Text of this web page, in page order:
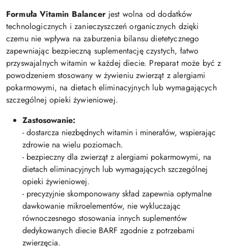
Formuła Vitamin Balancerjest wolna od dodatków
technologicznych i zanieczyszczeń organicznych dzięki
czemu nie wpływa na zaburzenia bilansu dietetycznego
zapewniając bezpieczną suplementację czystych, łatwo
przyswajalnych witamin w każdej diecie. Preparat może być z
powodzeniem stosowany w żywieniu zwierząt z alergiami
pokarmowymi, na dietach eliminacyjnych lub wymagających
szczególnej opieki żywieniowej.
Zastosowanie:
- dostarcza niezbędnych witamin i minerałów, wspierając
zdrowie na wielu poziomach.
- bezpieczny dla zwierząt z alergiami pokarmowymi, na
dietach eliminacyjnych lub wymagających szczególnej
opieki żywieniowej.
- precyzyjnie skomponowany skład zapewnia optymalne
dawkowanie mikroelementów, nie wykluczając
równoczesnego stosowania innych suplementów
dedykowanych diecie BARF zgodnie z potrzebami
zwierzęcia.